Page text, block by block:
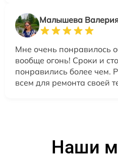
Малышева
Мне очень понравилось
вообще огонь! Сроки и
понравились более чем.
всем для ремонта своей
Наши